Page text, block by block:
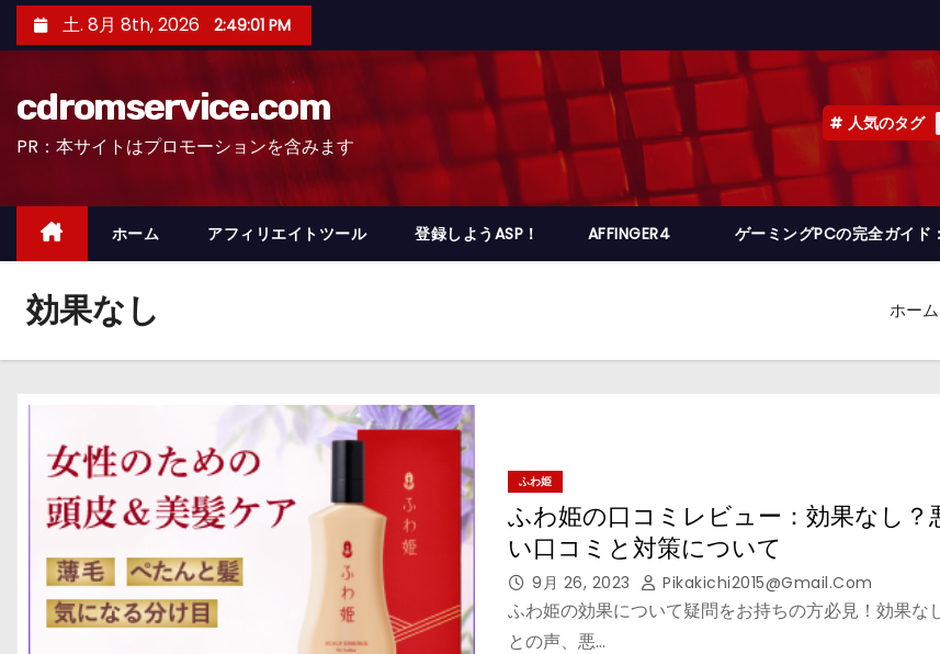
ン
ッ
土. 8月 8th, 2026 2:49:02 PM
cdromservice.com
PR：本サイトはプロモーションを含みます
人気のタグ
ホーム アフィリエイトツール 登録しようASP！ AFFINGER4 ゲーミングPCの完全ガイド
効果なし ホーム
ふわ姫
ふわ姫の口コミレビュー：効果なし？
い口コミと対策について
9月 26, 2023 Pikakichi2015@gmail.com
ふわ姫の効果について疑問をお持ちの方必見！効果な
との声、悪…